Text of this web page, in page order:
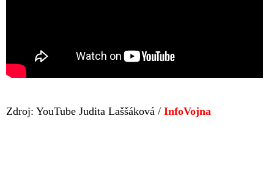
Zdroj: YouTube Judita Laššáková / InfoVojna